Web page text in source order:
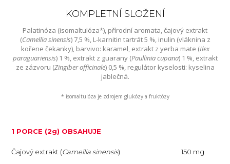
KOMPLETNÍ SLOŽENÍ
Palatinóza (isomaltulóza*), přírodní aromata, čajový extrakt
(Camellia sinensis) 7,5 %, L-karnitin tartrát 5 %, inulin (vláknina z
kořene čekanky), barvivo: karamel, extrakt z yerba mate (Ilex
paraguariensis) 1 %, extrakt z guarany (Paullinia cupana) 1 %, extrakt
ze zázvoru (Zingiber officinale) 0,5 %, regulátor kyselosti: kyselina
jablečná.
* isomaltulóza je zdrojem glukózy a fruktózy
1 PORCE (2g) OBSAHUJE
Čajový extrakt (Camellia sinensis) 150 mg